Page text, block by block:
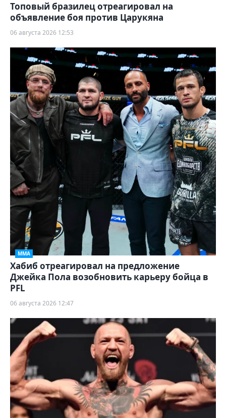
Топовый бразилец отреагировал на
объявление боя против Царукяна
06 августа 2026 12:53
ММА
Хабиб отреагировал на предложение
Джейка Пола возобновить карьеру бойца в
PFL
06 августа 2026 12:47